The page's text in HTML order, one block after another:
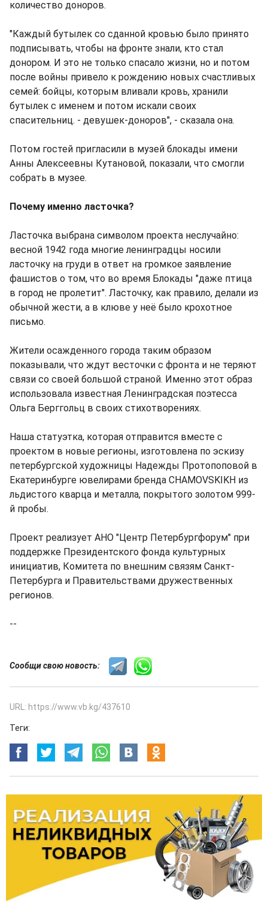
количество доноров.
"Каждый бутылек со сданной кровью было принято
подписывать, чтобы на фронте знали, кто стал
донором. И это не только спасало жизни, но и потом
после войны привело к рождению новых счастливых
семей: бойцы, которым вливали кровь, хранили
бутылек с именем и потом искали своих
спасительниц. - девушек-доноров", - сказала она.
Потом гостей пригласили в музей блокады имени
Анны Алексеевны Кутановой, показали, что смогли
собрать в музее.
Почему именно ласточка?
Ласточка выбрана символом проекта неслучайно:
весной 1942 года многие ленинградцы носили
ласточку на груди в ответ на громкое заявление
фашистов о том, что во время Блокады "даже птица
в город не пролетит". Ласточку, как правило, делали из
обычной жести, а в клюве у неё было крохотное
письмо.
Жители осажденного города таким образом
показывали, что ждут весточки с фронта и не теряют
связи со своей большой страной. Именно этот образ
использовала известная Ленинградская поэтесса
Ольга Берггольц в своих стихотворениях.
Наша статуэтка, которая отправится вместе с
проектом в новые регионы, изготовлена по эскизу
петербургской художницы Надежды Протопоповой в
Екатеринбурге ювелирами бренда CHAMOVSKIKH из
льдистого кварца и металла, покрытого золотом 999-
й пробы.
Проект реализует АНО "Центр Петербургфорум" при
поддержке Президентского фонда культурных
инициатив, Комитета по внешним связям Санкт-
Петербурга и Правительствами дружественных
регионов.
--
Сообщи свою новость:
URL: https://www.vb.kg/437610
Теги: